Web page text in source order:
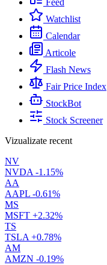
Feed
Watchlist
Calendar
Articole
Flash News
Fair Price Index
StockBot
Stock Screener
Vizualizate recent
NV
NVDA -1.15%
AA
AAPL -0.61%
MS
MSFT +2.32%
TS
TSLA +0.78%
AM
AMZN -0.19%